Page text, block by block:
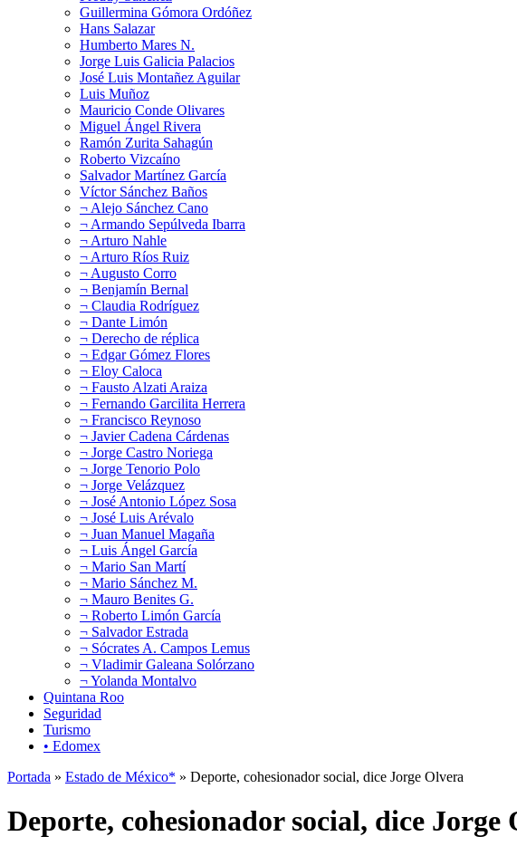
Guillermina Gómora Ordóñez
Hans Salazar
Humberto Mares N.
Jorge Luis Galicia Palacios
José Luis Montañez Aguilar
Luis Muñoz
Mauricio Conde Olivares
Miguel Ángel Rivera
Ramón Zurita Sahagún
Roberto Vizcaíno
Salvador Martínez García
Víctor Sánchez Baños
¬ Alejo Sánchez Cano
¬ Armando Sepúlveda Ibarra
¬ Arturo Nahle
¬ Arturo Ríos Ruiz
¬ Augusto Corro
¬ Benjamín Bernal
¬ Claudia Rodríguez
¬ Dante Limón
¬ Derecho de réplica
¬ Edgar Gómez Flores
¬ Eloy Caloca
¬ Fausto Alzati Araiza
¬ Fernando Garcilita Herrera
¬ Francisco Reynoso
¬ Javier Cadena Cárdenas
¬ Jorge Castro Noriega
¬ Jorge Tenorio Polo
¬ Jorge Velázquez
¬ José Antonio López Sosa
¬ José Luis Arévalo
¬ Juan Manuel Magaña
¬ Luis Ángel García
¬ Mario San Martí
¬ Mario Sánchez M.
¬ Mauro Benites G.
¬ Roberto Limón García
¬ Salvador Estrada
¬ Sócrates A. Campos Lemus
¬ Vladimir Galeana Solórzano
¬ Yolanda Montalvo
Quintana Roo
Seguridad
Turismo
• Edomex
Portada » Estado de México* » Deporte, cohesionador social, dice Jorge Olvera
Deporte, cohesionador social, dice Jorge